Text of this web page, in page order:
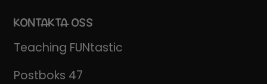
KONTAKTA OSS
Teaching FUNtastic
Postboks 47